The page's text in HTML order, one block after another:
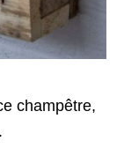
champêtre,